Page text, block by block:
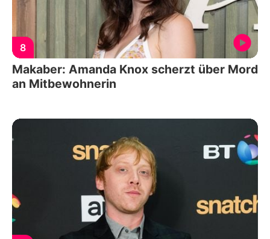
8
Makaber: Amanda Knox scherzt über Mord
an Mitbewohnerin